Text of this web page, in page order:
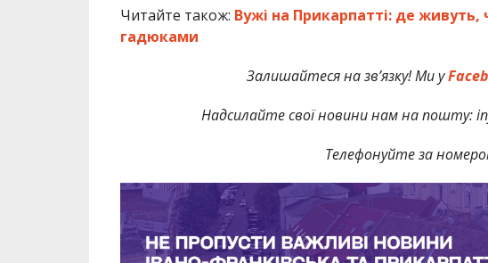
Читайте також: Вужі на Прикарпатті: де живуть,
гадюками
Залишайтеся на зв’язку! Ми у
Надсилайте свої новини нам на пошту:
Телефонуйте за